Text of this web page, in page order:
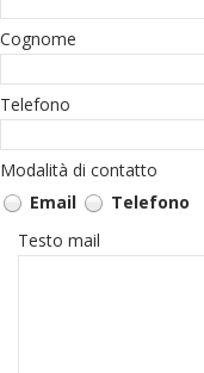
Cognome
Telefono
Modalità di contatto
Email
Telefono
Testo mail